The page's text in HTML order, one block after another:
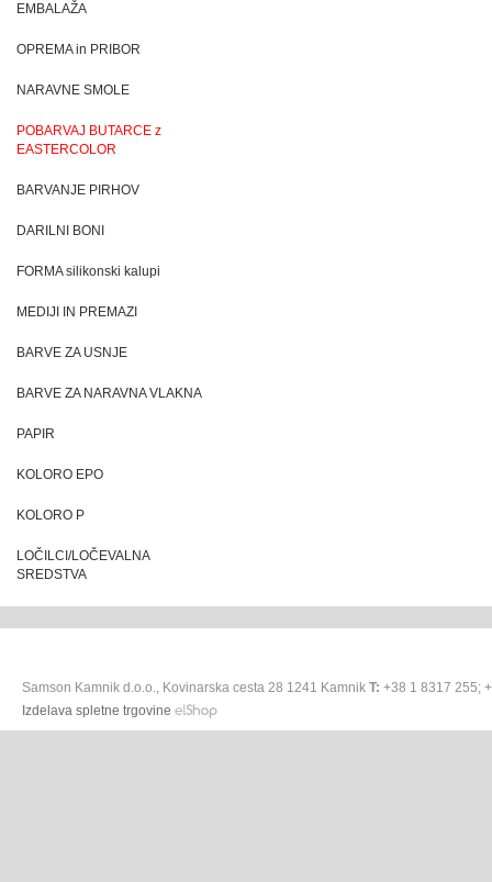
EMBALAŽA
OPREMA in PRIBOR
NARAVNE SMOLE
POBARVAJ BUTARCE z
EASTERCOLOR
BARVANJE PIRHOV
DARILNI BONI
FORMA silikonski kalupi
MEDIJI IN PREMAZI
BARVE ZA USNJE
BARVE ZA NARAVNA VLAKNA
PAPIR
KOLORO EPO
KOLORO P
LOČILCI/LOČEVALNA
SREDSTVA
Samson Kamnik d.o.o., Kovinarska cesta 28 1241 Kamnik T: +38 1 8317 255;
Izdelava spletne trgovine